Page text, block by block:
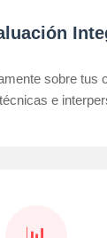
sobre tus
e